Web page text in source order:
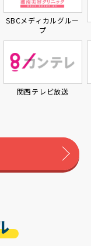
SBCメディカルグルー
プ
関西テレビ放送